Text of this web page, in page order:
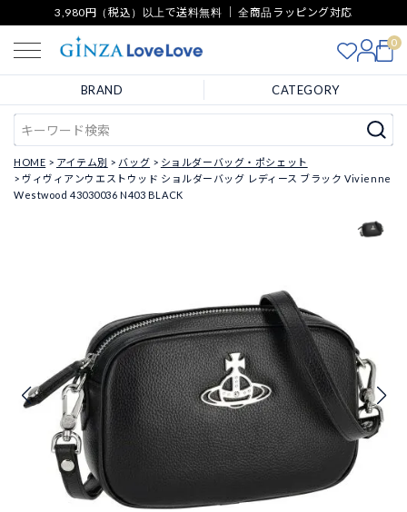
3,980円（税込）以上で送料無料 ｜ 全商品ラッピング対応
0
BRAND CATEGORY
HOME アイテム別 バッグ
ショルダーバッグ・ポシェット
ヴィヴィアンウエストウッド ショルダーバッグ レディース ブラック Vivienne
Westwood 43030036 N403 BLACK